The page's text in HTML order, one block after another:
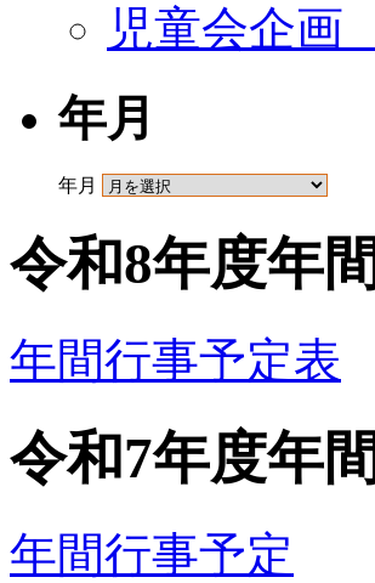
児童会企
年月
年月
令和8年度年
年間行事予定表
令和7年度年
年間行事予定